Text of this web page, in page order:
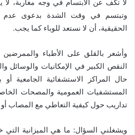
لا تكف عن الابتسام في وجه مغاربة،
وتبتسم في وقت الشدة بدعوى عدم
الحقيقية، أن لا نستعد للوباء كما يجب.
وأشعر بالقلق على الأطباء
النقص الكبير في الإمكانيات والوسائل
حال المراكز الاستشفائية الجامعية
المستشفيات العمومية والمصحات
تداريب حول كيفية التعاطي مع المصاب أو
ويشغلني السؤال: ما هي الميزانية